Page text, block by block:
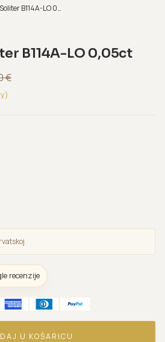
Naušnice Soliter B114A-LO 0,05ct
B114A-LO 0,05ct
€
recenzije
U KOŠARICU